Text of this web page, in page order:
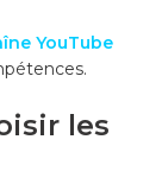
YouTube
les